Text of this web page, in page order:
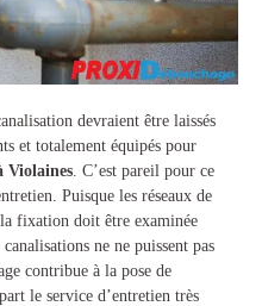
devraient être laissés
et totalement équipés pour
Violaines. C’est pareil pour ce
Puisque les réseaux de
fixation doit être examinée
ne ne puissent pas
contribue à la pose de
le service d’entretien très